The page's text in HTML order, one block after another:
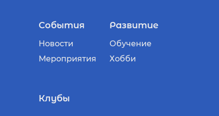
События
Новости
Мероприятия
Развитие
Обучение
Хобби
Клубы